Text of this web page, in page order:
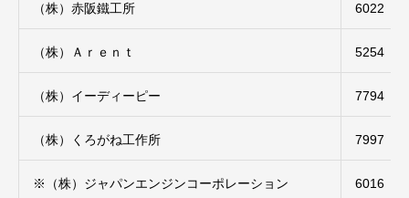
（株）赤阪鐵工所 6022
（株）Ａｒｅｎｔ 5254
（株）イーディーピー 7794
（株）くろがね工作所 7997
※（株）ジャパンエンジンコーポレーション 6016